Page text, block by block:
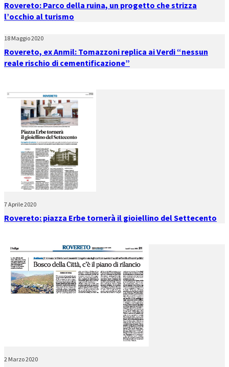
Rovereto: Parco della ruina, un progetto che strizza
l’occhio al turismo
18 Maggio 2020
Rovereto, ex Anmil: Tomazzoni replica ai Verdi “nessun
reale rischio di cementificazione”
7 Aprile 2020
Rovereto: piazza Erbe tornerà il gioiellino del Settecento
2 Marzo 2020